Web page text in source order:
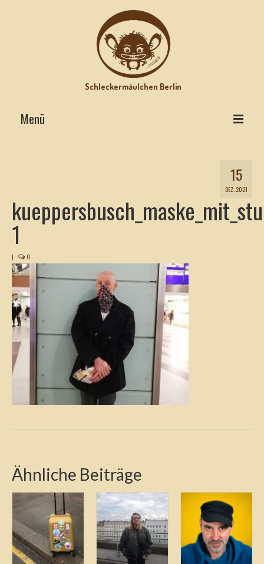
Schleckermäulchen Berlin
Menü
Motz-Ecke
15
DEZ. 2021
1
| 0
Ähnliche Beiträge